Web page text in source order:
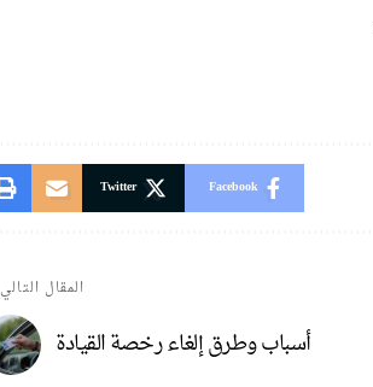
Facebook
Twitter
المقال التالي
أسباب وطرق إلغاء رخصة القيادة